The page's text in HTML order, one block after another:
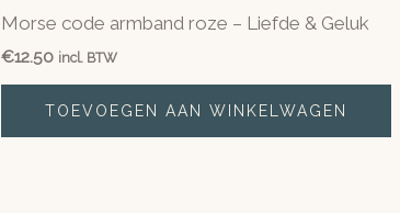
Morse code armband roze – Liefde & Geluk
€12.50 incl. BTW
TOEVOEGEN AAN WINKELWAGEN